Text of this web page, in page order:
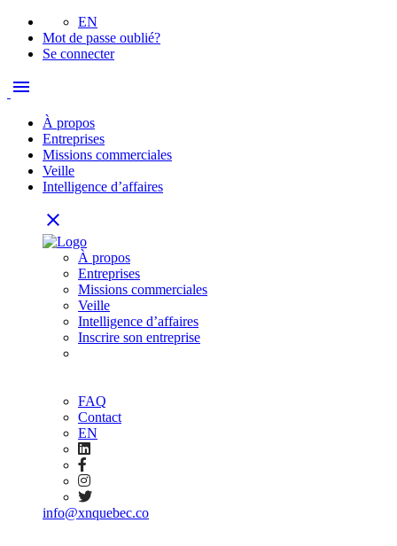
EN
Mot de passe oublié?
Se connecter
menu
À propos
Entreprises
Missions commerciales
Veille
Intelligence d’affaires
close
À propos
Entreprises
Missions commerciales
Veille
Intelligence d’affaires
Inscrire son entreprise
FAQ
Contact
EN
info@xnquebec.co